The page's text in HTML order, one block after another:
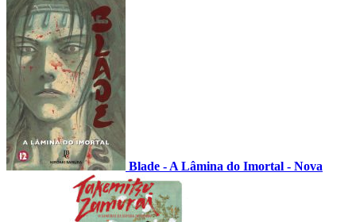
Blade - A Lâmina do Imortal - Nova